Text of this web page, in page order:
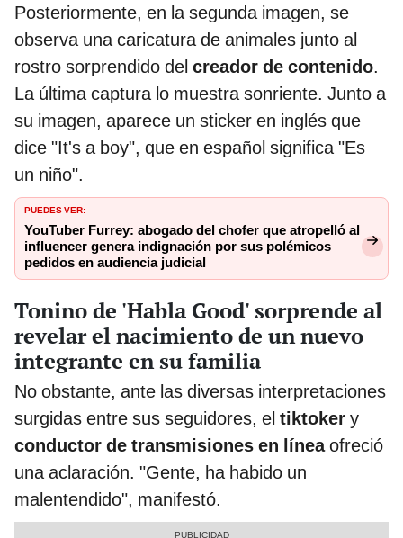
Posteriormente, en la segunda imagen, se
observa una caricatura de animales junto al
rostro sorprendido del creador de contenido.
La última captura lo muestra sonriente. Junto a
su imagen, aparece un sticker en inglés que
dice "It's a boy", que en español significa "Es
un niño".
PUEDES VER:
YouTuber Furrey: abogado del chofer que atropelló al
influencer genera indignación por sus polémicos
pedidos en audiencia judicial
Tonino de 'Habla Good' sorprende al
revelar el nacimiento de un nuevo
integrante en su familia
No obstante, ante las diversas interpretaciones
surgidas entre sus seguidores, el tiktoker y
conductor de transmisiones en líneaofreció
una aclaración. "Gente, ha habido un
malentendido", manifestó.